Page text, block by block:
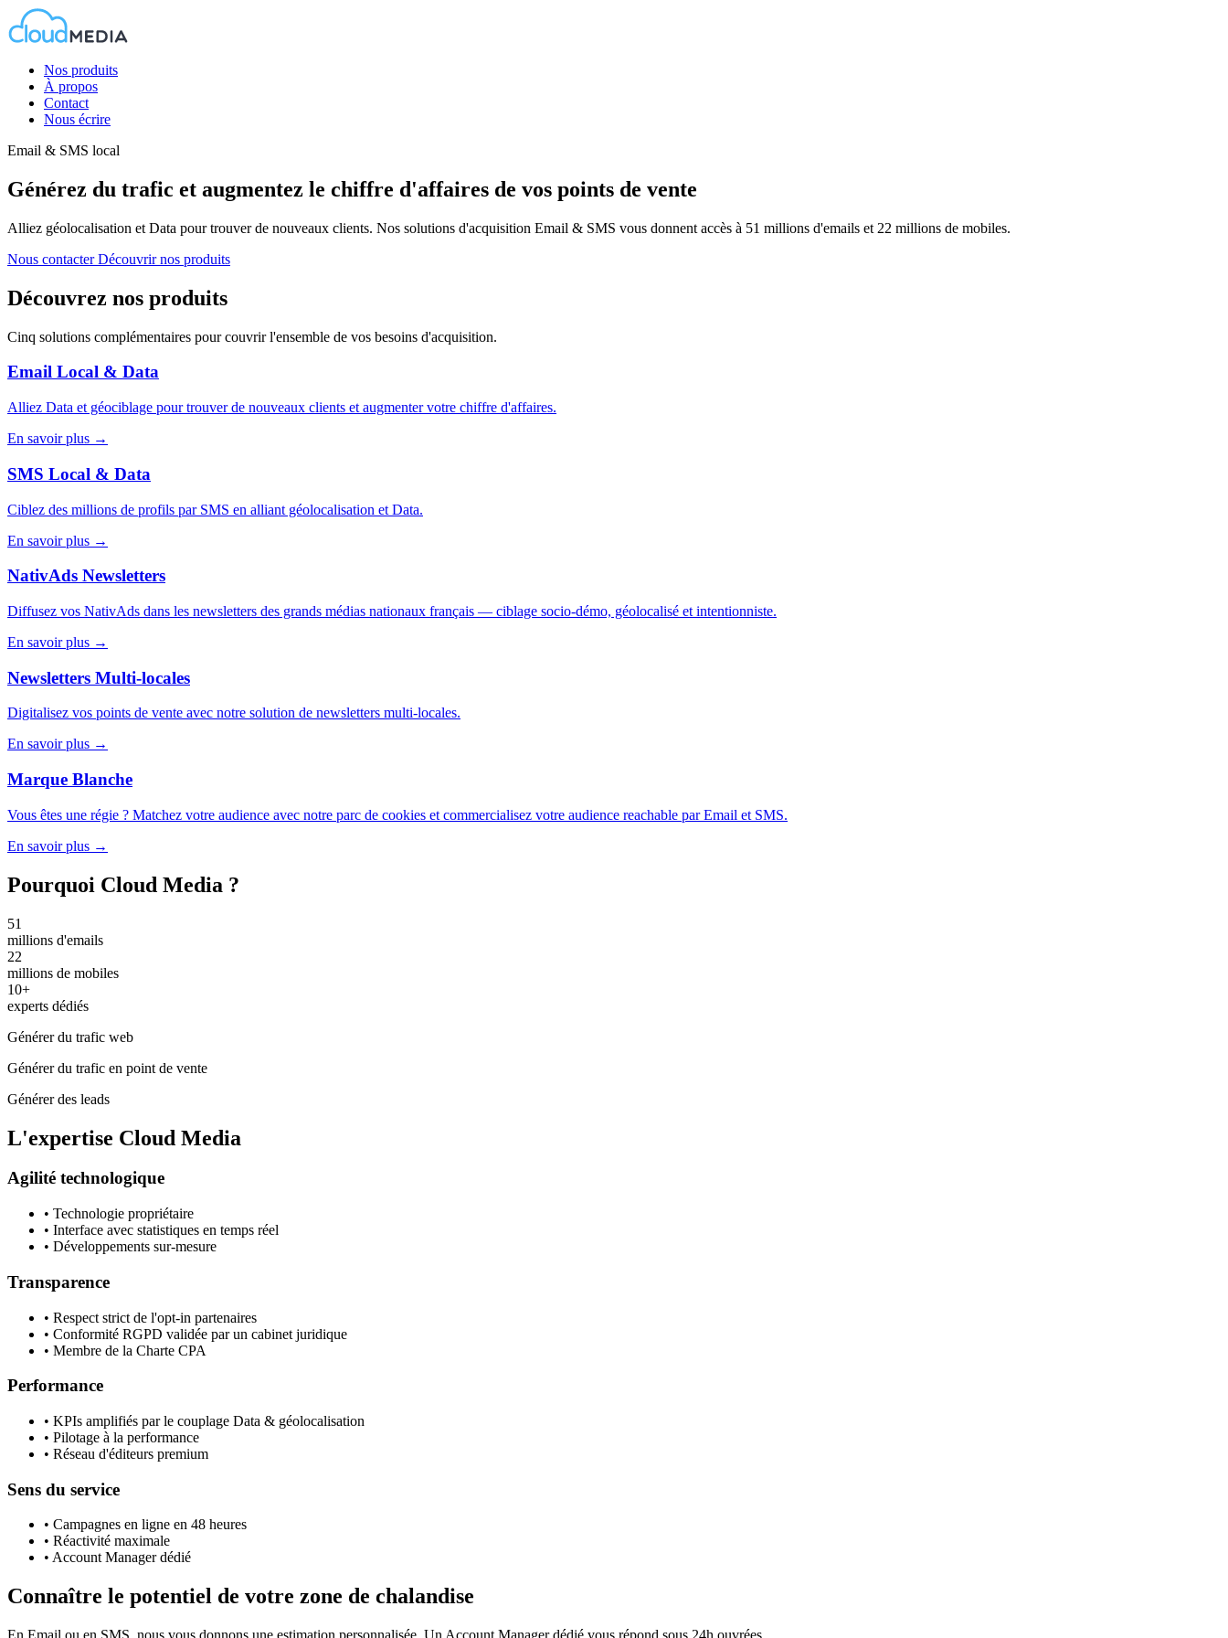
Nos produits
À propos
Contact
Nous écrire
Email & SMS local
Générez du trafic et augmentez le chiffre d'affaires de vos points de vente
Alliez géolocalisation et Data pour trouver de nouveaux clients. Nos solutions d'acquisition Email & SMS vous donnent accès à 51 millions d'emails et 22 millions de mobiles.
Nous contacterDécouvrir nos produits
Découvrez nos produits
Cinq solutions complémentaires pour couvrir l'ensemble de vos besoins d'acquisition.
Email Local & Data
Alliez Data et géociblage pour trouver de nouveaux clients et augmenter votre chiffre d'affaires.
En savoir plus →
SMS Local & Data
Ciblez des millions de profils par SMS en alliant géolocalisation et Data.
En savoir plus →
NativAds Newsletters
Diffusez vos NativAds dans les newsletters des grands médias nationaux français — ciblage socio-démo, géolocalisé et intentionniste.
En savoir plus →
Newsletters Multi-locales
Digitalisez vos points de vente avec notre solution de newsletters multi-locales.
En savoir plus →
Marque Blanche
Vous êtes une régie ? Matchez votre audience avec notre parc de cookies et commercialisez votre audience reachable par Email et SMS.
En savoir plus →
Pourquoi Cloud Media ?
51
millions d'emails
22
millions de mobiles
10+
experts dédiés
Générer du trafic web
Générer du trafic en point de vente
Générer des leads
L'expertise Cloud Media
Agilité technologique
• Technologie propriétaire
• Interface avec statistiques en temps réel
• Développements sur-mesure
Transparence
• Respect strict de l'opt-in partenaires
• Conformité RGPD validée par un cabinet juridique
• Membre de la Charte CPA
Performance
• KPIs amplifiés par le couplage Data & géolocalisation
• Pilotage à la performance
• Réseau d'éditeurs premium
Sens du service
• Campagnes en ligne en 48 heures
• Réactivité maximale
• Account Manager dédié
Connaître le potentiel de votre zone de chalandise